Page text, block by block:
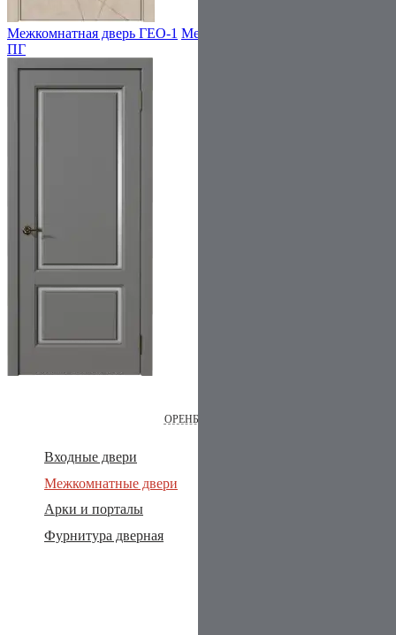
Межкомнатная дверь ГЕО-1 Межкомнатная дверь Лира FLY
ПГ
ОРЕНБУРГ
Входные двери
Межкомнатные двери
Арки и порталы
Фурнитура дверная